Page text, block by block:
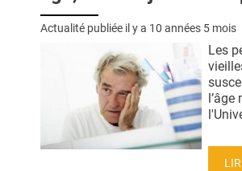
Actualité publiée il y a 10 années 5 mois
Les
l’âge